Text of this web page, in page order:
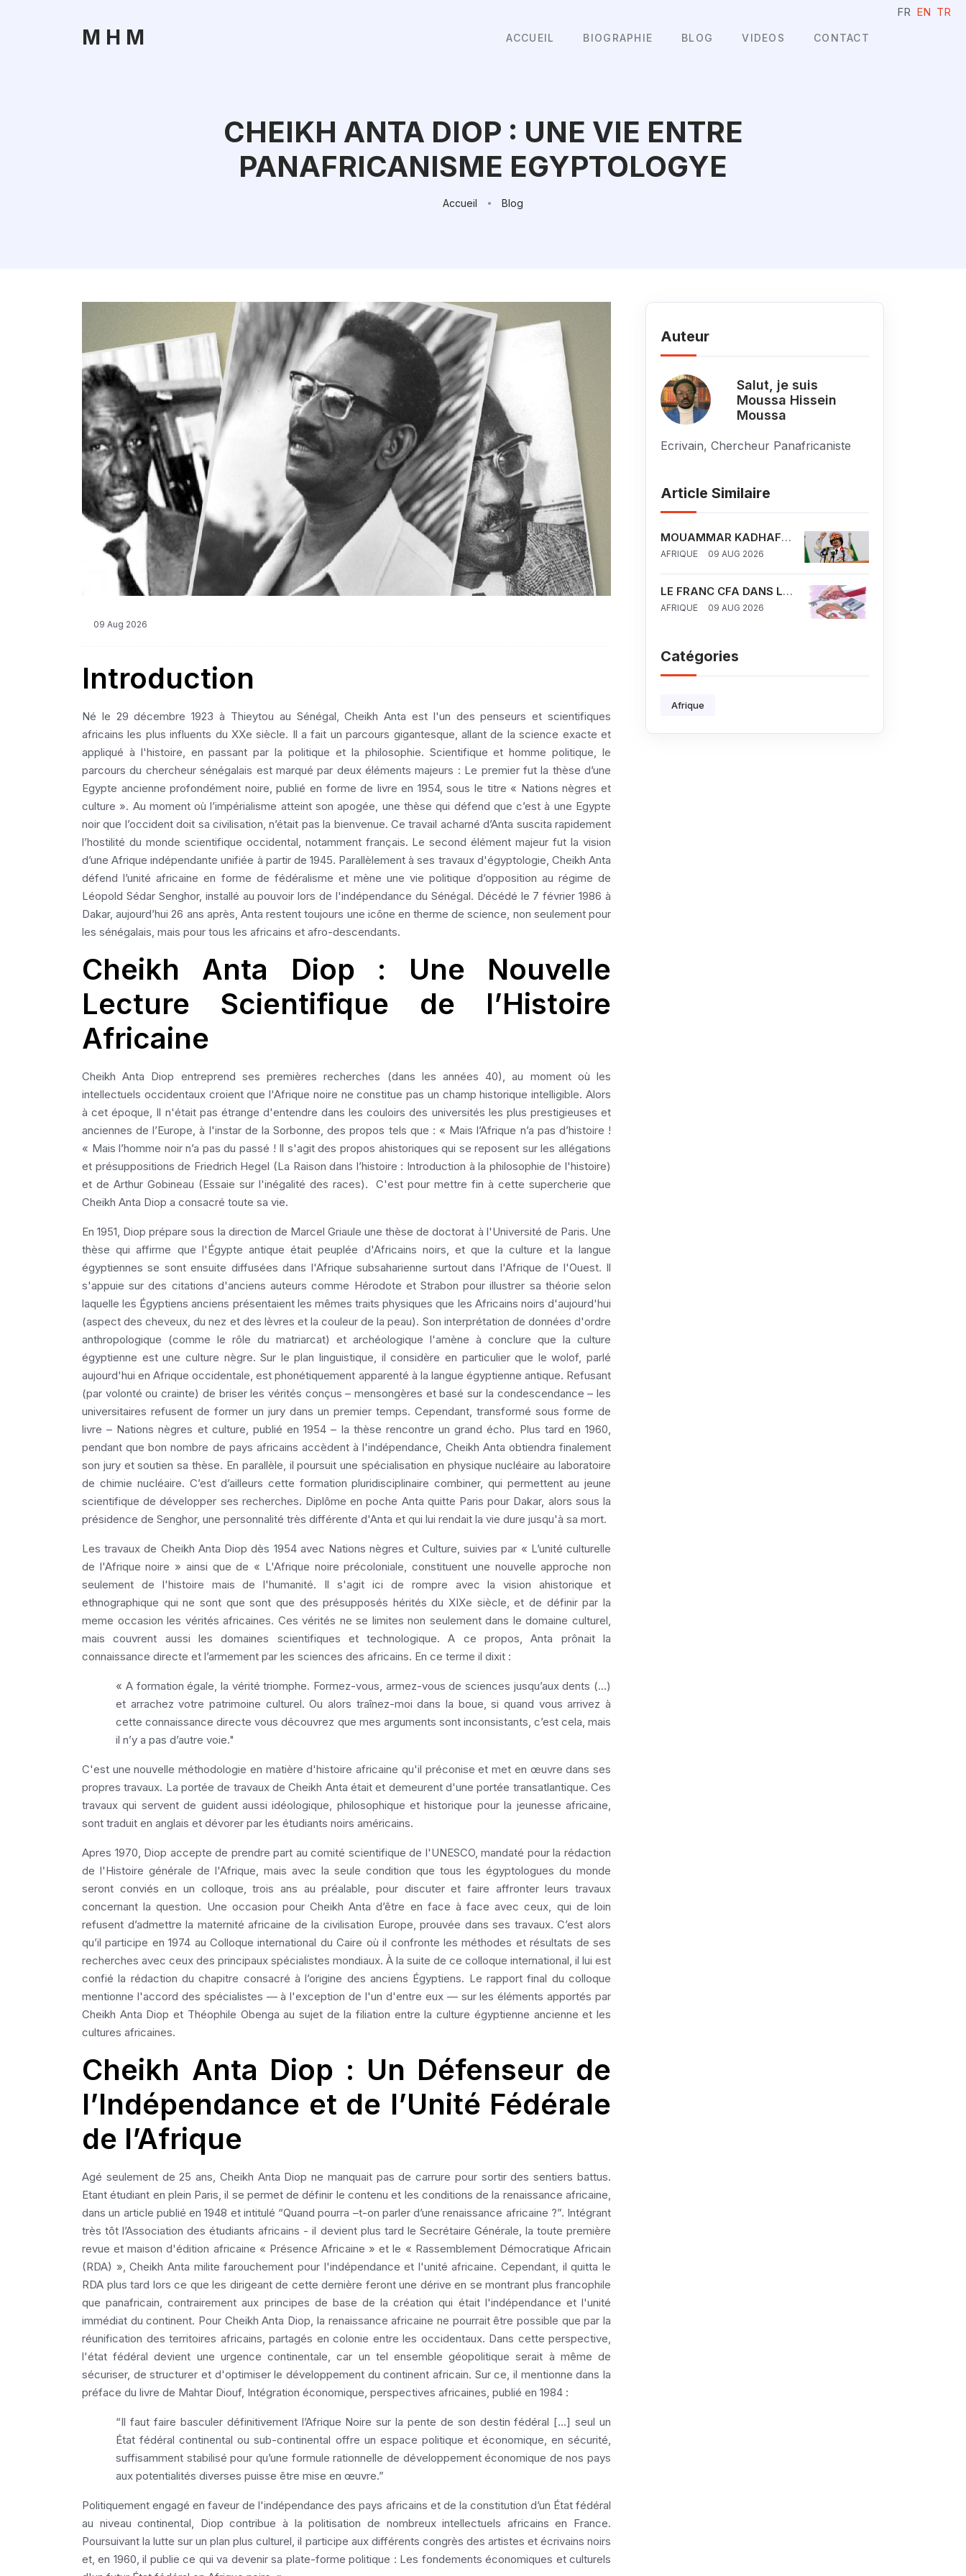
FR EN TR
M H M ACCUEIL BIOGRAPHIE BLOG VIDEOS CONTACT
CHEIKH ANTA DIOP : UNE VIE ENTRE
PANAFRICANISME EGYPTOLOGYE
Accueil Blog
09 Aug 2026
Introduction
Né le 29 décembre 1923 à Thieytou au Sénégal, Cheikh Anta est l'un des penseurs et scientifiques
africains les plus influents du XXe siècle. Il a fait un parcours gigantesque, allant de la science exacte et
appliqué à l'histoire, en passant par la politique et la philosophie. Scientifique et homme politique, le
parcours du chercheur sénégalais est marqué par deux éléments majeurs : Le premier fut la thèse d’une
Egypte ancienne profondément noire, publié en forme de livre en 1954, sous le titre « Nations nègres et
culture ». Au moment où l’impérialisme atteint son apogée, une thèse qui défend que c’est à une Egypte
noir que l’occident doit sa civilisation, n’était pas la bienvenue. Ce travail acharné d’Anta suscita rapidement
l’hostilité du monde scientifique occidental, notamment français. Le second élément majeur fut la vision
d’une Afrique indépendante unifiée à partir de 1945. Parallèlement à ses travaux d'égyptologie, Cheikh Anta
défend l’unité africaine en forme de fédéralisme et mène une vie politique d’opposition au régime de
Léopold Sédar Senghor, installé au pouvoir lors de l'indépendance du Sénégal. Décédé le 7 février 1986 à
Dakar, aujourd’hui 26 ans après, Anta restent toujours une icône en therme de science, non seulement pour
les sénégalais, mais pour tous les africains et afro-descendants.
Cheikh Anta Diop : Une Nouvelle
Lecture Scientifique de l’Histoire
Africaine
Cheikh Anta Diop entreprend ses premières recherches (dans les années 40), au moment où les
intellectuels occidentaux croient que l'Afrique noire ne constitue pas un champ historique intelligible. Alors
à cet époque, Il n'était pas étrange d'entendre dans les couloirs des universités les plus prestigieuses et
anciennes de l’Europe, à l'instar de la Sorbonne, des propos tels que : « Mais l’Afrique n’a pas d’histoire !
« Mais l’homme noir n’a pas du passé ! Il s'agit des propos ahistoriques qui se reposent sur les allégations
et présuppositions de Friedrich Hegel (La Raison dans l’histoire : Introduction à la philosophie de l'histoire)
et de Arthur Gobineau (Essaie sur l'inégalité des races). C'est pour mettre fin à cette supercherie que
Cheikh Anta Diop a consacré toute sa vie.
En 1951, Diop prépare sous la direction de Marcel Griaule une thèse de doctorat à l'Université de Paris. Une
thèse qui affirme que l'Égypte antique était peuplée d'Africains noirs, et que la culture et la langue
égyptiennes se sont ensuite diffusées dans l'Afrique subsaharienne surtout dans l'Afrique de l'Ouest. Il
s'appuie sur des citations d'anciens auteurs comme Hérodote et Strabon pour illustrer sa théorie selon
laquelle les Égyptiens anciens présentaient les mêmes traits physiques que les Africains noirs d'aujourd'hui
(aspect des cheveux, du nez et des lèvres et la couleur de la peau). Son interprétation de données d'ordre
anthropologique (comme le rôle du matriarcat) et archéologique l'amène à conclure que la culture
égyptienne est une culture nègre. Sur le plan linguistique, il considère en particulier que le wolof, parlé
aujourd'hui en Afrique occidentale, est phonétiquement apparenté à la langue égyptienne antique. Refusant
(par volonté ou crainte) de briser les vérités conçus – mensongères et basé sur la condescendance – les
universitaires refusent de former un jury dans un premier temps. Cependant, transformé sous forme de
livre – Nations nègres et culture, publié en 1954 – la thèse rencontre un grand écho. Plus tard en 1960,
pendant que bon nombre de pays africains accèdent à l'indépendance, Cheikh Anta obtiendra finalement
son jury et soutien sa thèse. En parallèle, il poursuit une spécialisation en physique nucléaire au laboratoire
de chimie nucléaire. C’est d’ailleurs cette formation pluridisciplinaire combiner, qui permettent au jeune
scientifique de développer ses recherches. Diplôme en poche Anta quitte Paris pour Dakar, alors sous la
présidence de Senghor, une personnalité très différente d'Anta et qui lui rendait la vie dure jusqu'à sa mort.
Les travaux de Cheikh Anta Diop dès 1954 avec Nations nègres et Culture, suivies par « L’unité culturelle
de l'Afrique noire » ainsi que de « L'Afrique noire précoloniale, constituent une nouvelle approche non
seulement de l'histoire mais de l'humanité. Il s'agit ici de rompre avec la vision ahistorique et
ethnographique qui ne sont que sont que des présupposés hérités du XIXe siècle, et de définir par la
meme occasion les vérités africaines. Ces vérités ne se limites non seulement dans le domaine culturel,
mais couvrent aussi les domaines scientifiques et technologique. A ce propos, Anta prônait la
connaissance directe et l’armement par les sciences des africains. En ce terme il dixit :
« A formation égale, la vérité triomphe. Formez-vous, armez-vous de sciences jusqu’aux dents (…)
et arrachez votre patrimoine culturel. Ou alors traînez-moi dans la boue, si quand vous arrivez à
cette connaissance directe vous découvrez que mes arguments sont inconsistants, c’est cela, mais
il n’y a pas d’autre voie."
C'est une nouvelle méthodologie en matière d'histoire africaine qu'il préconise et met en œuvre dans ses
propres travaux. La portée de travaux de Cheikh Anta était et demeurent d'une portée transatlantique. Ces
travaux qui servent de guident aussi idéologique, philosophique et historique pour la jeunesse africaine,
sont traduit en anglais et dévorer par les étudiants noirs américains.
Apres 1970, Diop accepte de prendre part au comité scientifique de l'UNESCO, mandaté pour la rédaction
de l'Histoire générale de l'Afrique, mais avec la seule condition que tous les égyptologues du monde
seront conviés en un colloque, trois ans au préalable, pour discuter et faire affronter leurs travaux
concernant la question. Une occasion pour Cheikh Anta d’être en face à face avec ceux, qui de loin
refusent d’admettre la maternité africaine de la civilisation Europe, prouvée dans ses travaux. C’est alors
qu’il participe en 1974 au Colloque international du Caire où il confronte les méthodes et résultats de ses
recherches avec ceux des principaux spécialistes mondiaux. À la suite de ce colloque international, il lui est
confié la rédaction du chapitre consacré à l’origine des anciens Égyptiens. Le rapport final du colloque
mentionne l'accord des spécialistes — à l'exception de l'un d'entre eux — sur les éléments apportés par
Cheikh Anta Diop et Théophile Obenga au sujet de la filiation entre la culture égyptienne ancienne et les
cultures africaines.
Cheikh Anta Diop : Un Défenseur de
l’Indépendance et de l’Unité Fédérale
de l’Afrique
Agé seulement de 25 ans, Cheikh Anta Diop ne manquait pas de carrure pour sortir des sentiers battus.
Etant étudiant en plein Paris, il se permet de définir le contenu et les conditions de la renaissance africaine,
dans un article publié en 1948 et intitulé “Quand pourra –t-on parler d’une renaissance africaine ?”. Intégrant
très tôt l’Association des étudiants africains - il devient plus tard le Secrétaire Générale, la toute première
revue et maison d'édition africaine « Présence Africaine » et le « Rassemblement Démocratique Africain
(RDA) », Cheikh Anta milite farouchement pour l'indépendance et l'unité africaine. Cependant, il quitta le
RDA plus tard lors ce que les dirigeant de cette dernière feront une dérive en se montrant plus francophile
que panafricain, contrairement aux principes de base de la création qui était l'indépendance et l'unité
immédiat du continent. Pour Cheikh Anta Diop, la renaissance africaine ne pourrait être possible que par la
réunification des territoires africains, partagés en colonie entre les occidentaux. Dans cette perspective,
l'état fédéral devient une urgence continentale, car un tel ensemble géopolitique serait à même de
sécuriser, de structurer et d'optimiser le développement du continent africain. Sur ce, il mentionne dans la
préface du livre de Mahtar Diouf, Intégration économique, perspectives africaines, publié en 1984 :
“Il faut faire basculer définitivement l’Afrique Noire sur la pente de son destin fédéral [...] seul un
État fédéral continental ou sub-continental offre un espace politique et économique, en sécurité,
suffisamment stabilisé pour qu’une formule rationnelle de développement économique de nos pays
aux potentialités diverses puisse être mise en œuvre.”
Politiquement engagé en faveur de l'indépendance des pays africains et de la constitution d’un État fédéral
au niveau continental, Diop contribue à la politisation de nombreux intellectuels africains en France.
Poursuivant la lutte sur un plan plus culturel, il participe aux différents congrès des artistes et écrivains noirs
et, en 1960, il publie ce qui va devenir sa plate-forme politique : Les fondements économiques et culturels
Auteur
Salut, je suis
Moussa Hissein
Moussa
Ecrivain, Chercheur Panafricaniste
Article Similaire
MOUAMMAR KADHAFI :
DU PANARABISME AU
AFRIQUE 09 AUG 2026
LE FRANC CFA DANS LA
ZONE UEMOA ET
?
AFRIQUE 09 AUG 2026
Catégories
Afrique